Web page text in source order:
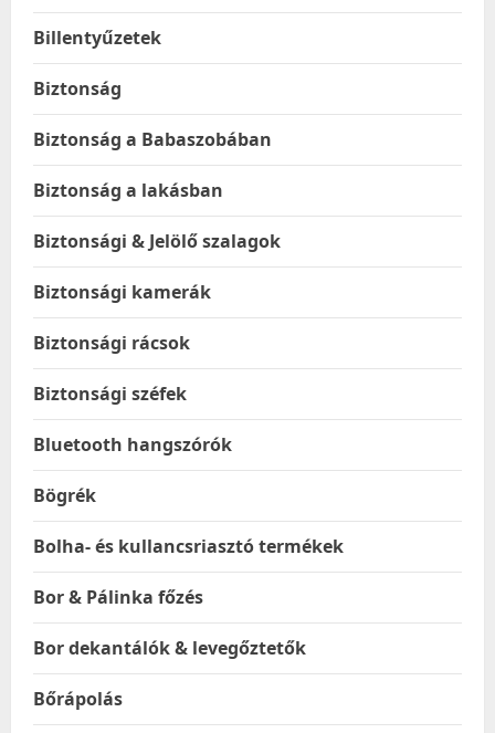
Billentyűzetek
Biztonság
Biztonság a Babaszobában
Biztonság a lakásban
Biztonsági & Jelölő szalagok
Biztonsági kamerák
Biztonsági rácsok
Biztonsági széfek
Bluetooth hangszórók
Bögrék
Bolha- és kullancsriasztó termékek
Bor & Pálinka főzés
Bor dekantálók & levegőztetők
Bőrápolás